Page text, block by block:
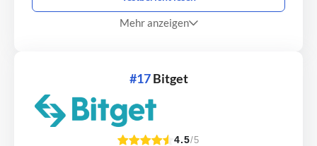
Mehr anzeigen
#17Bitget
4.5/5